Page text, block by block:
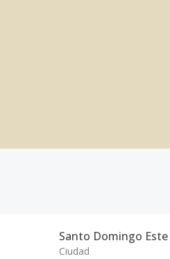
Santo Domingo Este
Ciudad